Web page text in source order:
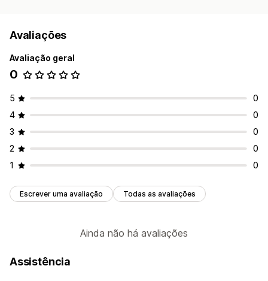
Avaliações
Avaliação geral
0
5
0
4
0
3
0
2
0
1
0
Escrever uma avaliação Todas as avaliações
Ainda não há avaliações
Assistência